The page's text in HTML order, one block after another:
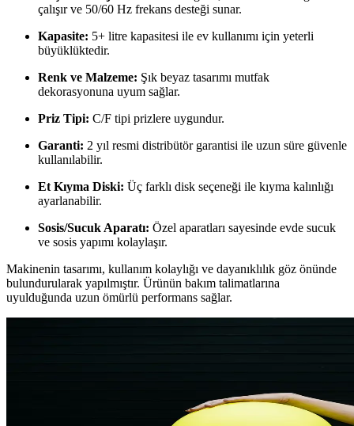
çalışır ve 50/60 Hz frekans desteği sunar.
Kapasite: 5+ litre kapasitesi ile ev kullanımı için yeterli
büyüklüktedir.
Renk ve Malzeme: Şık beyaz tasarımı mutfak
dekorasyonuna uyum sağlar.
Priz Tipi: C/F tipi prizlere uygundur.
Garanti: 2 yıl resmi distribütör garantisi ile uzun süre güvenle
kullanılabilir.
Et Kıyma Diski: Üç farklı disk seçeneği ile kıyma kalınlığı
ayarlanabilir.
Sosis/Sucuk Aparatı: Özel aparatları sayesinde evde sucuk
ve sosis yapımı kolaylaşır.
Makinenin tasarımı, kullanım kolaylığı ve dayanıklılık göz önünde
bulundurularak yapılmıştır. Ürünün bakım talimatlarına
uyulduğunda uzun ömürlü performans sağlar.